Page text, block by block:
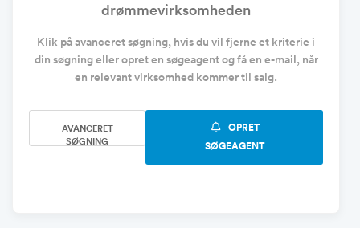
drømmevirksomheden
Klik på avanceret søgning, hvis du vil fjerne et kriterie i
din søgning eller opret en søgeagent og få en e-mail, når
en relevant virksomhed kommer til salg.
AVANCERET
SØGNING
OPRET
SØGEAGENT